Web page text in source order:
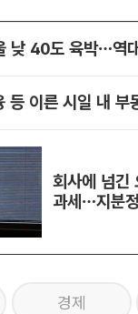
등 이른 시일 내 부
회사에 넘긴
과세…지분
경제